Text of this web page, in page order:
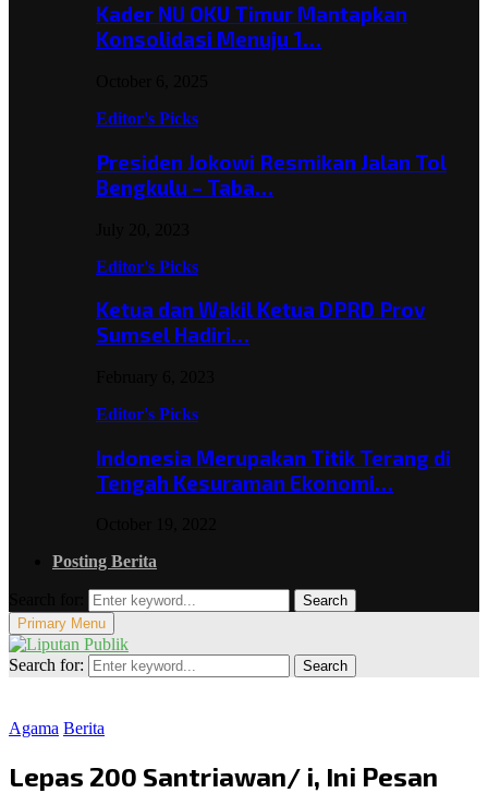
Kader NU OKU Timur Mantapkan
Konsolidasi Menuju 1…
Editor's Picks
Presiden Jokowi Resmikan Jalan Tol
Bengkulu – Taba…
Editor's Picks
Ketua dan Wakil Ketua DPRD Prov
Sumsel Hadiri…
Editor's Picks
Indonesia Merupakan Titik Terang di
Tengah Kesuraman Ekonomi…
Posting Berita
Search
Primary Menu
Search for: Search
Agama Berita
Lepas 200 Santriawan/ i, Ini Pesan